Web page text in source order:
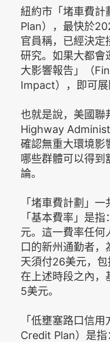
紐約市「堵車費
Plan），最快於
官員稱，已經決定
研究。如果大都會
大影響報告」（
Impact），即可展
也就是說，美國聯
Highway
確認無重大環境影
哪些群體可以得到
論。
「堵車費計劃」
「基本費率」是
元。這一費率任何
口的新州通勤者
天須付26美元，
在上述時段之內，
5美元。
「低壅塞路口信
Credit Plan）是